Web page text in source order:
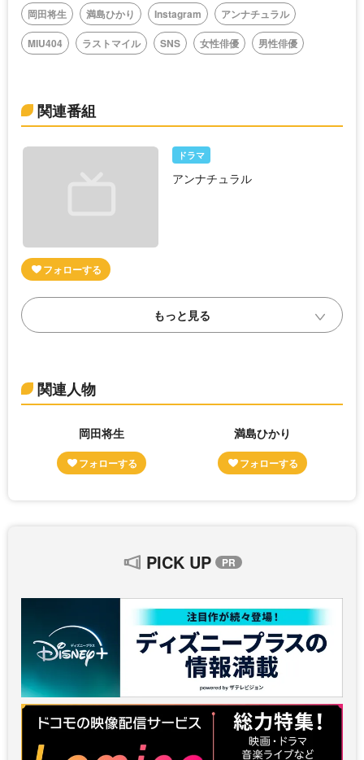
岡田将生 満島ひかり Instagram
アンナチュラル
MIU404
ラストマイル SNS 女性俳優 男性俳優
関連番組
ドラマ
アンナチュラル
関連人物
岡田将生 満島ひかり
PICK UP